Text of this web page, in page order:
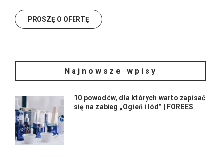
Najnowsze wpisy
10 powodów, dla których warto zapisać
się na zabieg „Ogień i lód” | FORBES